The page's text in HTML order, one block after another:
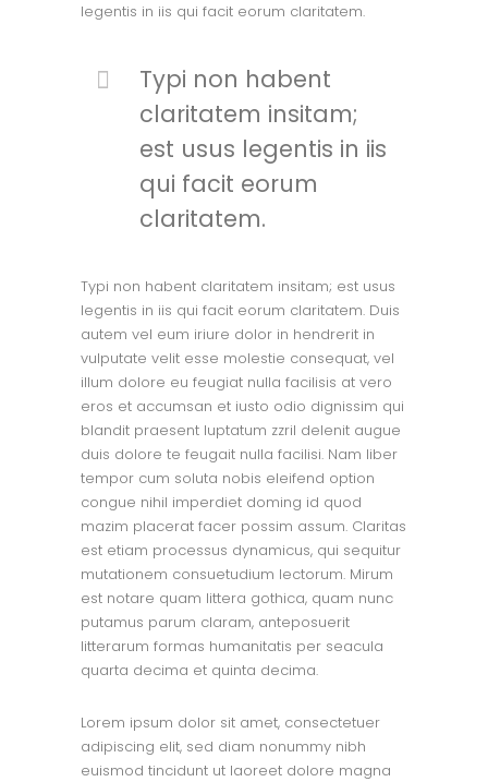
legentis in iis qui facit eorum claritatem.
Typi non habent
claritatem insitam;
est usus legentis in iis
qui facit eorum
claritatem.
Typi non habent claritatem insitam; est usus
legentis in iis qui facit eorum claritatem. Duis
autem vel eum iriure dolor in hendrerit in
vulputate velit esse molestie consequat, vel
illum dolore eu feugiat nulla facilisis at vero
eros et accumsan et iusto odio dignissim qui
blandit praesent luptatum zzril delenit augue
duis dolore te feugait nulla facilisi. Nam liber
tempor cum soluta nobis eleifend option
congue nihil imperdiet doming id quod
mazim placerat facer possim assum. Claritas
est etiam processus dynamicus, qui sequitur
mutationem consuetudium lectorum. Mirum
est notare quam littera gothica, quam nunc
putamus parum claram, anteposuerit
litterarum formas humanitatis per seacula
quarta decima et quinta decima.
Lorem ipsum dolor sit amet, consectetuer
adipiscing elit, sed diam nonummy nibh
euismod tincidunt ut laoreet dolore magna